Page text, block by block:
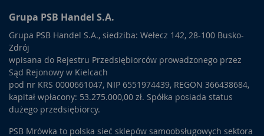
Grupa PSB Handel S.A.
Grupa PSB Handel S.A., siedziba: Wełecz 142, 28-100 Busko-
Zdrój
wpisana do Rejestru Przedsiębiorców prowadzonego przez
Sąd Rejonowy w Kielcach
pod nr KRS 0000661047, NIP 6551974439, REGON 366438684,
kapitał wpłacony: 53.275.000,00 zł. Spółka posiada status
dużego przedsiębiorcy.
PSB Mrówka to polska sieć sklepów samoobsługowych sektora